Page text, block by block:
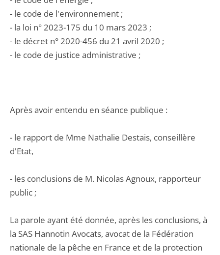
- le code de l'environnement ;
- la loi n° 2023-175 du 10 mars 2023 ;
- le décret n° 2020-456 du 21 avril 2020 ;
- le code de justice administrative ;
Après avoir entendu en séance publique :
- le rapport de Mme Nathalie Destais, conseillère
d'Etat,
- les conclusions de M. Nicolas Agnoux, rapporteur
public ;
La parole ayant été donnée, après les conclusions, à
la SAS Hannotin Avocats, avocat de la Fédération
nationale de la pêche en France et de la protection